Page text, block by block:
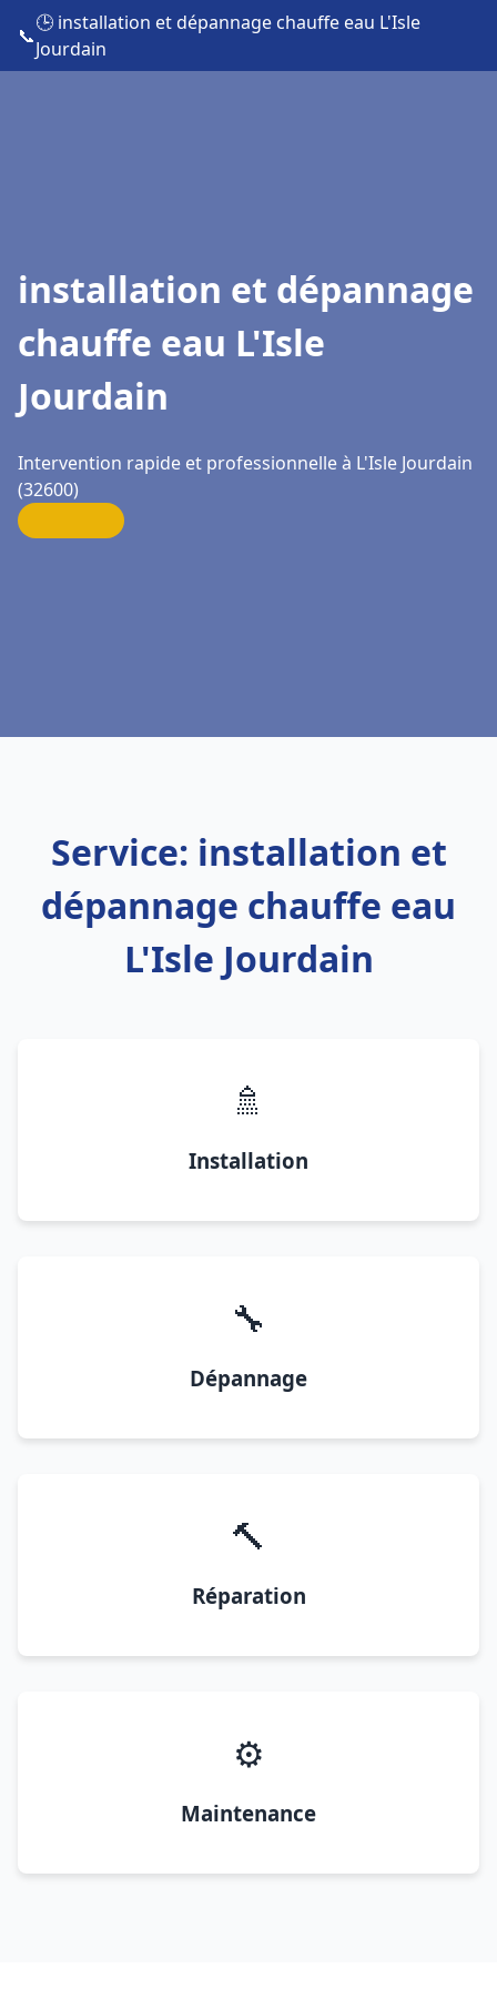
📞
🕒 installation et dépannage chauffe eau L'Isle
Jourdain
installation et dépannage
chauffe eau L'Isle
Jourdain
Intervention rapide et professionnelle à L'Isle Jourdain
(32600)
Service: installation et
dépannage chauffe eau
L'Isle Jourdain
🚿
Installation
🔧
Dépannage
🔨
Réparation
⚙️
Maintenance